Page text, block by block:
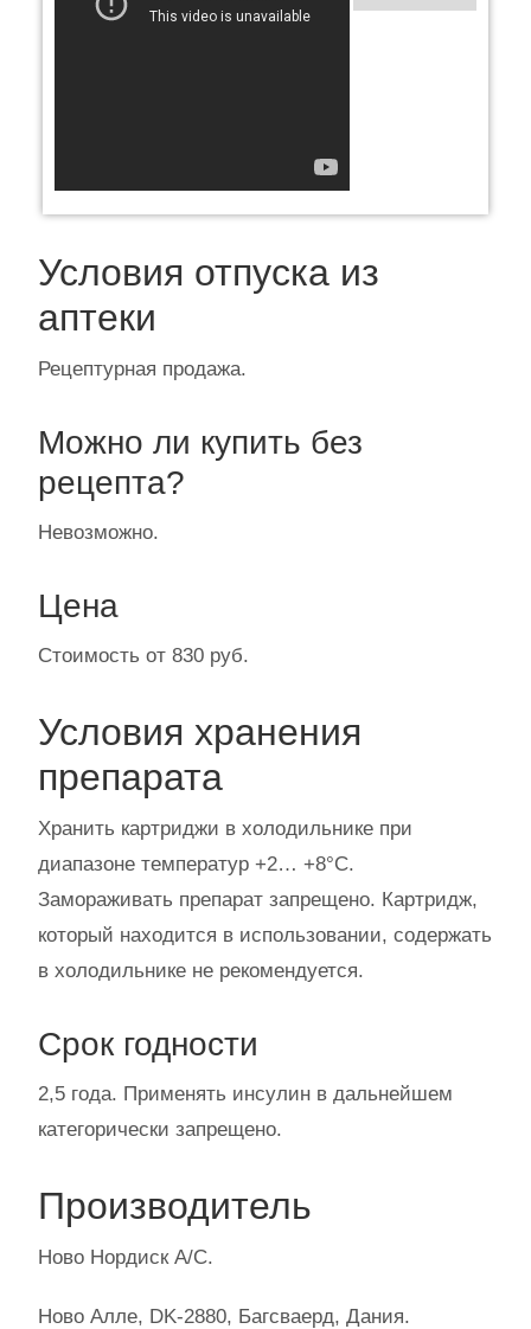
Условия отпуска из
аптеки
Рецептурная продажа.
Можно ли купить без
рецепта?
Невозможно.
Цена
Стоимость от 830 руб.
Условия хранения
препарата
Хранить картриджи в холодильнике при
диапазоне температур +2… +8°С.
Замораживать препарат запрещено. Картридж,
который находится в использовании, содержать
в холодильнике не рекомендуется.
Срок годности
2,5 года. Применять инсулин в дальнейшем
категорически запрещено.
Производитель
Ново Нордиск А/С.
Ново Алле, DK-2880, Багсваерд, Дания.